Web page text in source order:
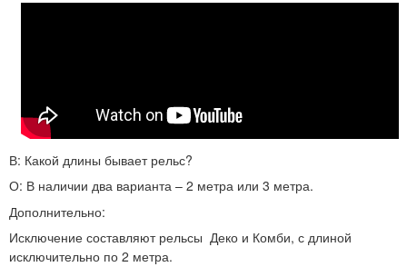
В: Какой длины бывает рельс?
О: В наличии два варианта – 2 метра или 3 метра.
Дополнительно:
Исключение составляют рельсы Деко и Комби, с длиной
исключительно по 2 метра.